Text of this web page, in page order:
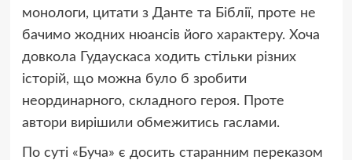
монологи, цитати з Данте та Біблії, проте не
бачимо жодних нюансів його характеру. Хоча
довкола Гудаускаса ходить стільки різних
історій, що можна було б зробити
неординарного, складного героя. Проте
автори вирішили обмежитись гаслами.
По суті «Буча» є досить старанним переказом